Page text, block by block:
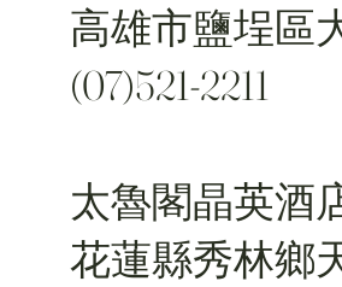
高雄市鹽埕區
(07)521-2211
太魯閣晶英酒
花蓮縣秀林鄉